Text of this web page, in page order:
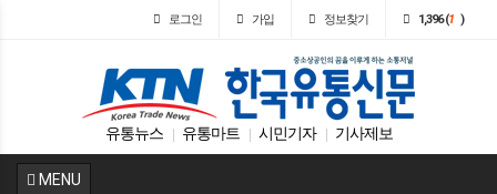
로그인 가입 정보찾기 1,396 (1 )
유통뉴스 유통마트 시민기자 기사제보
MENU